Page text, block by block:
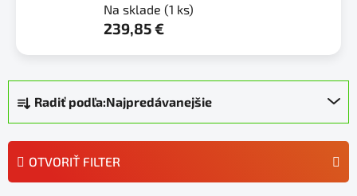
Na sklade (1 ks)
239,85 €
R
a
d
e
n
Radiť podľa:Najpredávanejšie
OTVORIŤ FILTER